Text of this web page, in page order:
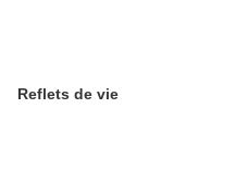
Reflets de vie